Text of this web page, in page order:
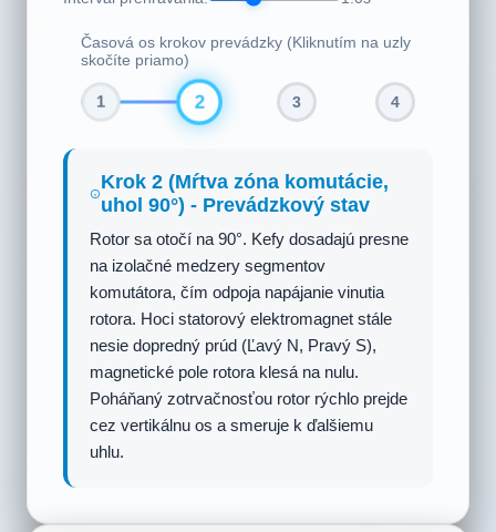
Časová os krokov prevádzky (Kliknutím na uzly
skočíte priamo)
1 2 3 4
Krok 3 (Záporná polvlna AC,
uhol 150°) - Prevádzkový stav
AC vstupuje do zápornej polvlny, čím sa
mení polarita. Prúd statora sa obracia, čím
sa ľavá strana mení z N na S a pravá strana
zo S na N. Súčasne sa obracia aj sériový
prúd tečúci do rotora. Hoci sa rotor otočil na
150°, obrátenie jeho prúdu spôsobí, že
koniec A rotora sa stane pólom N a koniec B
pólom S. Pól S statora stále priťahuje pól N
rotora, čím sa udržiava kladný smer